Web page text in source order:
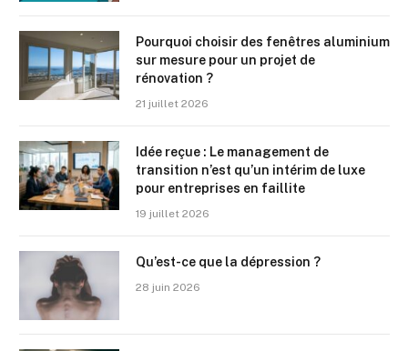
Pourquoi choisir des fenêtres aluminium
sur mesure pour un projet de
rénovation ?
21 juillet 2026
Idée reçue : Le management de
transition n’est qu’un intérim de luxe
pour entreprises en faillite
19 juillet 2026
Qu’est-ce que la dépression ?
28 juin 2026